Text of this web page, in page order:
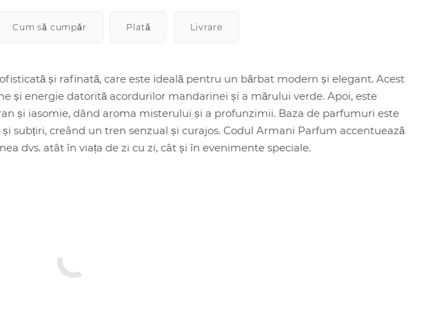
Cum să cumpăr Plată Livrare
și rafinată, care este ideală pentru un bărbat modern și elegant. Acest
și energie datorită acordurilor mandarinei și a mărului verde. Apoi, este
și iasomie, dând aroma misterului și a profunzimii. Baza de parfumuri este
subțiri, creând un tren senzual și curajos. Codul Armani Parfum accentuează
dvs. atât în ​​viața de zi cu zi, cât și în evenimente speciale.